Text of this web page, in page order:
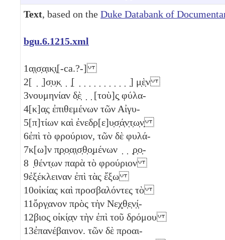
Text, based on the Duke Databank of
bgu.6.1215.xml
1α̣ι̣σ̣α̣ικ̣ι̣[-ca.?-]
2[ ̣ ̣]σ̣υ̣κ̣ ̣ ̣[ ̣ ̣ ̣ ̣ ̣ ̣ ̣ ̣ ̣ ̣ ̣] μ̣ὲ̣ν
3νουμηνίαν δ̣ὲ̣ ̣ ̣ [τοὺ]ς̣ φύλα-
4[κ]α̣ς ἐπιθεμένων τῶν Αἰγυ-
5[π]τίων καὶ ἐνεδρ[ε]υ̣σ̣ά̣ν̣τ̣ω̣ν̣
6ἐπὶ τὸ φρούριον, τῶν δὲ φυλά-
7κ[ω]ν π̣ρ̣ο̣α̣ι̣σ̣θ̣ο̣μένων ̣ ̣ ̣ρ̣ο̣-
8 ̣θέντ̣ων παρὰ τὸ φρούριον
9ἐξέκλειναν ἐπὶ τὰς ἔξω
10οἰκίας καὶ προσβαλόντες τὸ
11ὄργ̣ανον πρὸς τὴν Νεχ̣θ̣ε̣ν̣ί̣-
12βιος̣ οἰκί̣α̣ν τὴν ἐπὶ τοῦ δρόμου
13ἐπανέβαινον. τῶν δὲ προαι-